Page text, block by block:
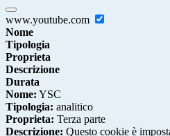
www.youtube.com
Nome
Tipologia
Proprieta
Descrizione
Durata
Nome: YSC
Tipologia: analitico
Proprieta: Terza parte
Descrizione: Questo cookie è